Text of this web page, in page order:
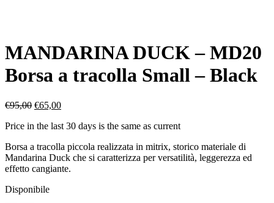
MANDARINA DUCK – MD20
Borsa a tracolla Small – Black
€95,00 Il
originale
€95,00.
€65,00Il
attuale
€65,00.
Price in the last 30 days is the same as current
Borsa a tracolla piccola realizzata in mitrix, storico materiale di
Mandarina Duck che si caratterizza per versatilità, leggerezza ed
effetto cangiante.
Disponibile